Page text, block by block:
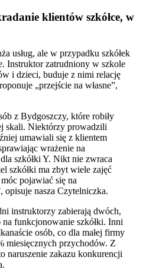
klientów szkółce, w
usług, ale w przypadku szkółek
Instruktor zatrudniony w szkole
i dzieci, buduje z nimi relację
„przejście na własne”,
z Bydgoszczy, które robiły
skali. Niektórzy prowadzili
umawiali się z klientem
wrażenie na
szkółki Y. Nikt nie zwraca
szkółki ma zbyt wiele zajęć
pojawiać się na
nasza Czytelniczka.
instruktorzy zabierają dwóch,
funkcjonowanie szkółki. Inni
osób, co dla małej firmy
miesięcznych przychodów. Z
naruszenie zakazu konkurencji